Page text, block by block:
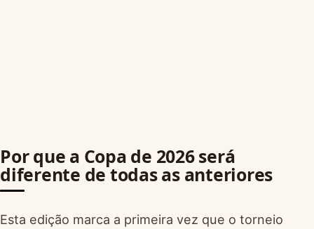
Por que a Copa de 2026 será
diferente de todas as anteriores
Esta edição marca a primeira vez que o torneio